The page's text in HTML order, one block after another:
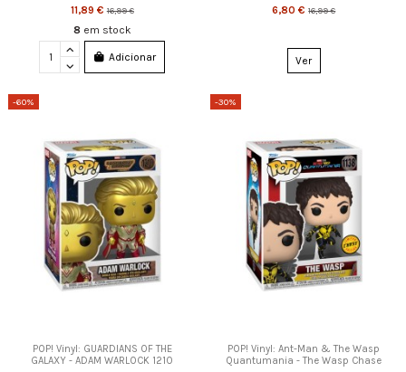
11,89 €16,99 €
8 em stock
Adicionar
6,80 €16,99 €
Ver
-60%
POP! Vinyl: GUARDIANS OF THE
GALAXY - ADAM WARLOCK 1210
-30%
POP! Vinyl: Ant-Man & The Wasp
Quantumania - The Wasp Chase